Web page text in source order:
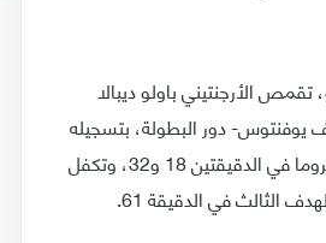
الأرجنتيني باولو ديبالا
يوفنتوس- دور البطولة، بتسجيله
الهدفين الأول والثاني لروما في الدقيقتين 18 و32، وتكفل
الثالث في الدقيقة 61.